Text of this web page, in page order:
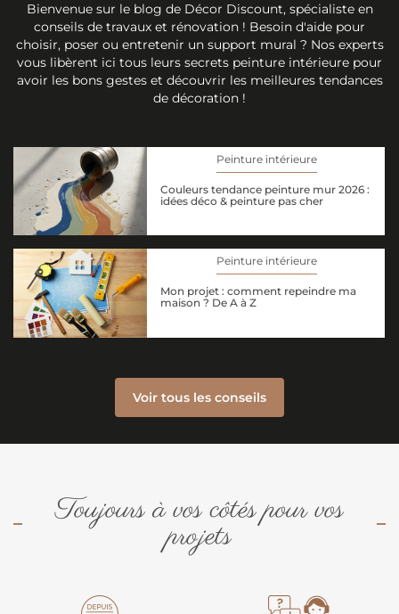
Bienvenue sur le blog de Décor Discount, spécialiste en
conseils de travaux et rénovation ! Besoin d'aide pour
choisir, poser ou entretenir un support mural ? Nos experts
vous libèrent ici tous leurs secrets peinture intérieure pour
avoir les bons gestes et découvrir les meilleures tendances
de décoration !
Peinture intérieure
Couleurs tendance peinture mur 2026 :
idées déco & peinture pas cher
Peinture intérieure
Mon projet : comment repeindre ma
maison ? De A à Z
Voir tous les conseils
Toujours à vos côtés pour vos
projets